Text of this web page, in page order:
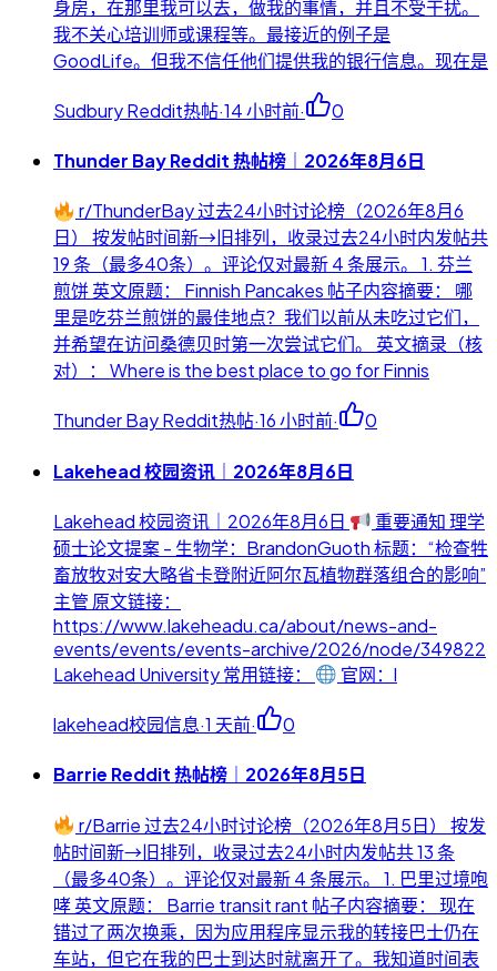
身房，在那里我可以去，做我的事情，并且不受干扰。
我不关心培训师或课程等。最接近的例子是
GoodLife。但我不信任他们提供我的银行信息。现在是
Sudbury Reddit热帖·14 小时前· 0
Thunder Bay Reddit 热帖榜｜2026年8月6日
r/ThunderBay 过去24小时讨论榜（2026年8月6
日） 按发帖时间新→旧排列，收录过去24小时内发帖共
19 条（最多40条）。评论仅对最新 4 条展示。 1. 芬兰
煎饼 英文原题： Finnish Pancakes 帖子内容摘要： 哪
里是吃芬兰煎饼的最佳地点？我们以前从未吃过它们，
并希望在访问桑德贝时第一次尝试它们。 英文摘录（核
对）： Where is the best place to go for Finnis
Thunder Bay Reddit热帖·16 小时前· 0
Lakehead 校园资讯｜2026年8月6日
Lakehead 校园资讯｜2026年8月6日
重要通知 理学
硕士论文提案 - 生物学：BrandonGuoth 标题：“检查牲
畜放牧对安大略省卡登附近阿尔瓦植物群落组合的影响”
主管 原文链接：
https://www.lakeheadu.ca/about/news-and-
events/events/events-archive/2026/node/349822
Lakehead University 常用链接：
官网：l
lakehead校园信息·1 天前· 0
Barrie Reddit 热帖榜｜2026年8月5日
r/Barrie 过去24小时讨论榜（2026年8月5日） 按发
帖时间新→旧排列，收录过去24小时内发帖共 13 条
（最多40条）。评论仅对最新 4 条展示。 1. 巴里过境咆
哮 英文原题： Barrie transit rant 帖子内容摘要： 现在
错过了两次换乘，因为应用程序显示我的转接巴士仍在
车站，但它在我的巴士到达时就离开了。我知道时间表